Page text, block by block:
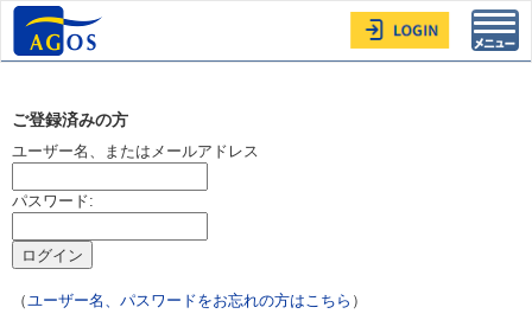
ご登録済みの方
ユーザー名、またはメールアドレス
パスワード:
（ユーザー名、パスワードをお忘れの方はこちら ）